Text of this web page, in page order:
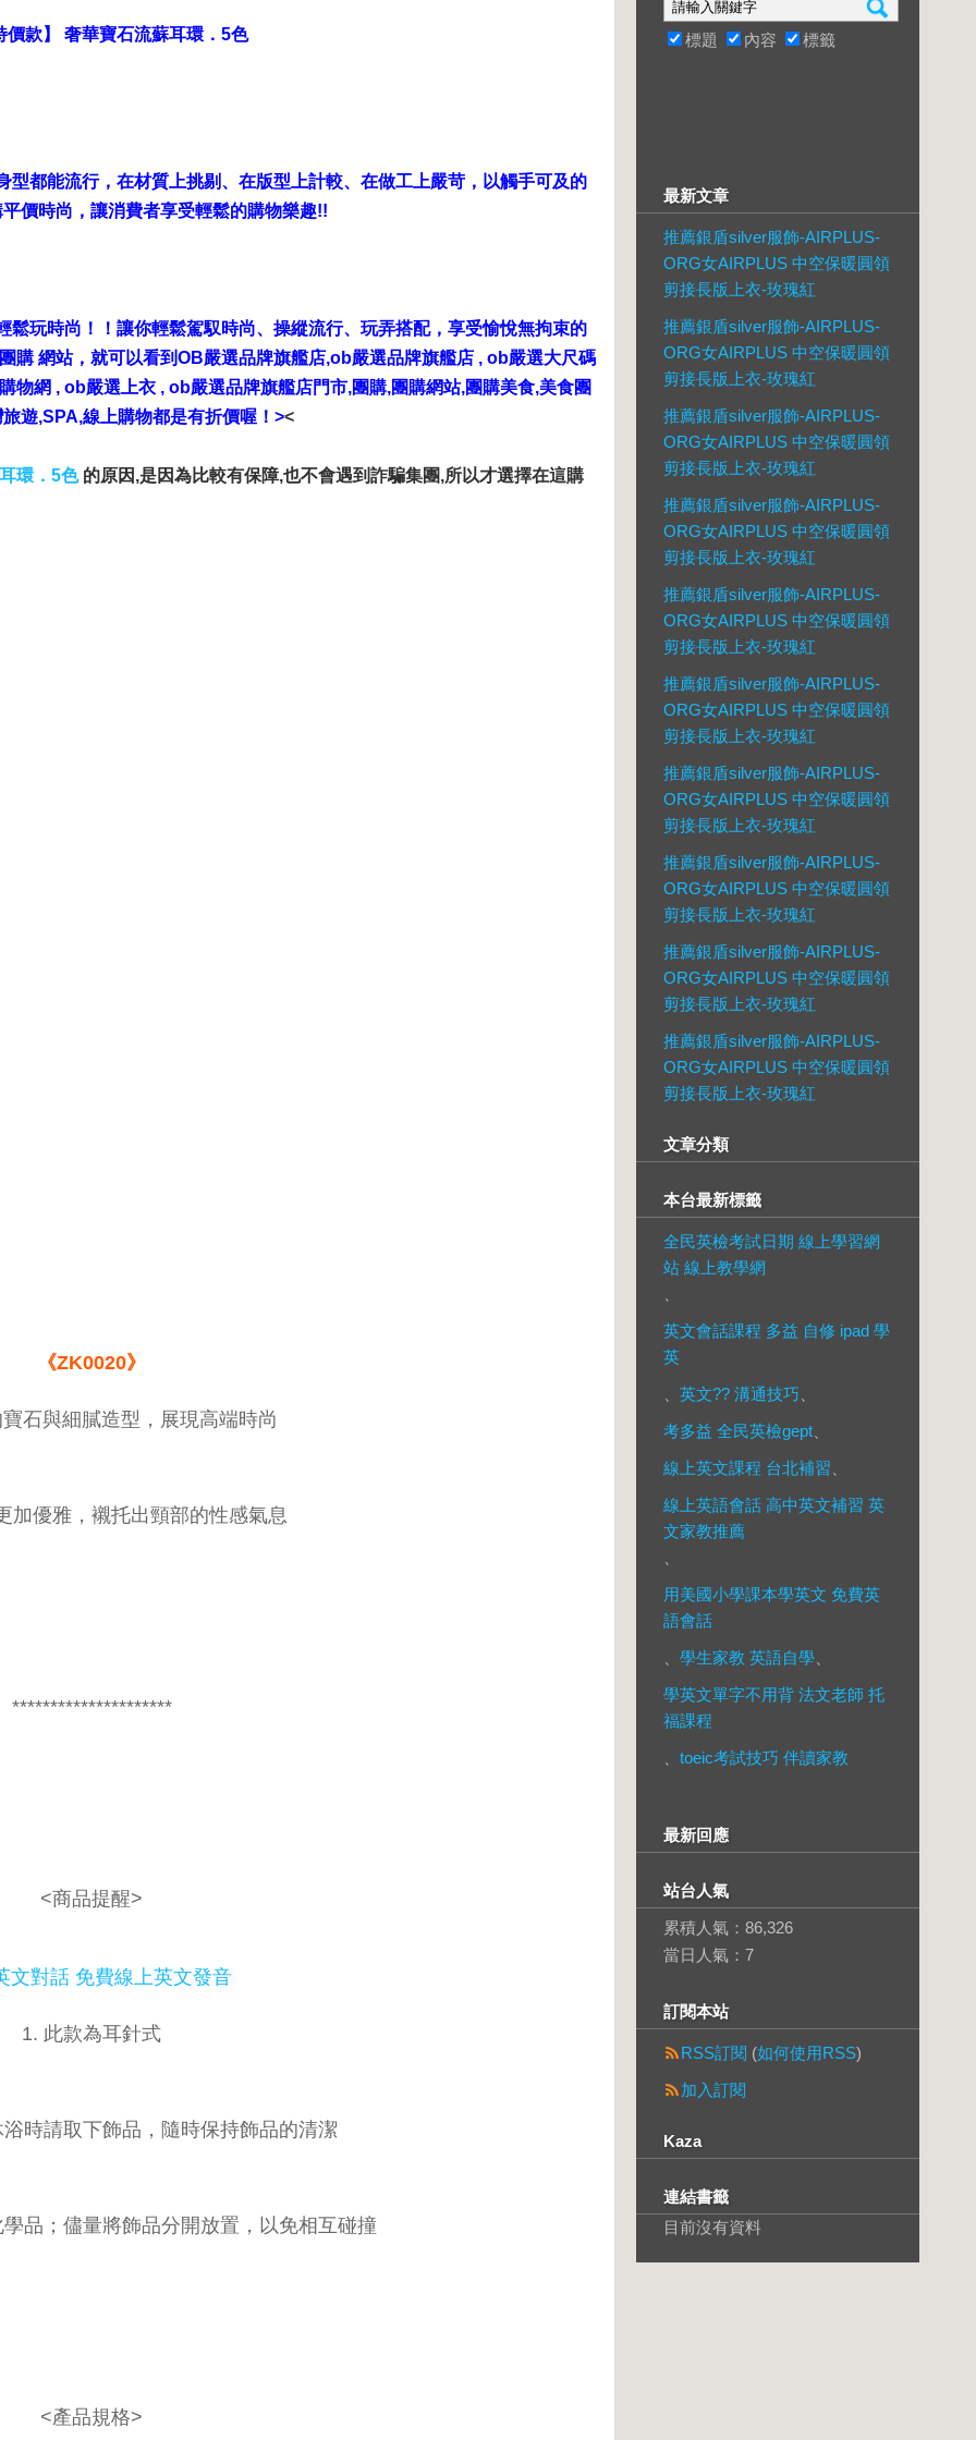
價款】 奢華寶石流蘇耳環．5色
都能流行，在材質上挑剔、在版型上計較、在做工上嚴苛，以觸手可及的
價時尚，讓消費者享受輕鬆的購物樂趣!!
玩時尚！！讓你輕鬆駕馭時尚、操縱流行、玩弄搭配，享受愉悅無拘束的
網站，就可以看到OB嚴選品牌旗艦店,ob嚴選品牌旗艦店 , ob嚴選大尺碼
網 , ob嚴選上衣 , ob嚴選品牌旗艦店門市,團購,團購網站,團購美食,美食團
遊,SPA,線上購物都是有折價喔！><
環．5色 的原因,是因為比較有保障,也不會遇到詐騙集團,所以才選擇在這購
《ZK0020》
石與細膩造型，展現高端時尚
加優雅，襯托出頸部的性感氣息
*********************
<商品提醒>
文對話 免費線上英文發音
1. 此款為耳針式
時請取下飾品，隨時保持飾品的清潔
品；儘量將飾品分開放置，以免相互碰撞
<產品規格>
標題 內容 標籤
最新文章
推薦銀盾silver服飾-AIRPLUS-
ORG女AIRPLUS 中空保暖圓領
剪接長版上衣-玫瑰紅
推薦銀盾silver服飾-AIRPLUS-
ORG女AIRPLUS 中空保暖圓領
剪接長版上衣-玫瑰紅
推薦銀盾silver服飾-AIRPLUS-
ORG女AIRPLUS 中空保暖圓領
剪接長版上衣-玫瑰紅
推薦銀盾silver服飾-AIRPLUS-
ORG女AIRPLUS 中空保暖圓領
剪接長版上衣-玫瑰紅
推薦銀盾silver服飾-AIRPLUS-
ORG女AIRPLUS 中空保暖圓領
剪接長版上衣-玫瑰紅
推薦銀盾silver服飾-AIRPLUS-
ORG女AIRPLUS 中空保暖圓領
剪接長版上衣-玫瑰紅
推薦銀盾silver服飾-AIRPLUS-
ORG女AIRPLUS 中空保暖圓領
剪接長版上衣-玫瑰紅
推薦銀盾silver服飾-AIRPLUS-
ORG女AIRPLUS 中空保暖圓領
剪接長版上衣-玫瑰紅
推薦銀盾silver服飾-AIRPLUS-
ORG女AIRPLUS 中空保暖圓領
剪接長版上衣-玫瑰紅
推薦銀盾silver服飾-AIRPLUS-
ORG女AIRPLUS 中空保暖圓領
剪接長版上衣-玫瑰紅
文章分類
本台最新標籤
全民英檢考試日期 線上學習網
站 線上教學網
英文會話課程 多益 自修 ipad 學
英
英文?? 溝通技巧
考多益 全民英檢gept
線上英文課程 台北補習
線上英語會話 高中英文補習 英
文家教推薦
用美國小學課本學英文 免費英
語會話
學生家教 英語自學
學英文單字不用背 法文老師 托
福課程
toeic考試技巧 伴讀家教
最新回應
站台人氣
累積人氣： 86,326
當日人氣： 7
訂閱本站
RSS訂閱 (如何使用RSS)
加入訂閱
Kaza
連結書籤
目前沒有資料